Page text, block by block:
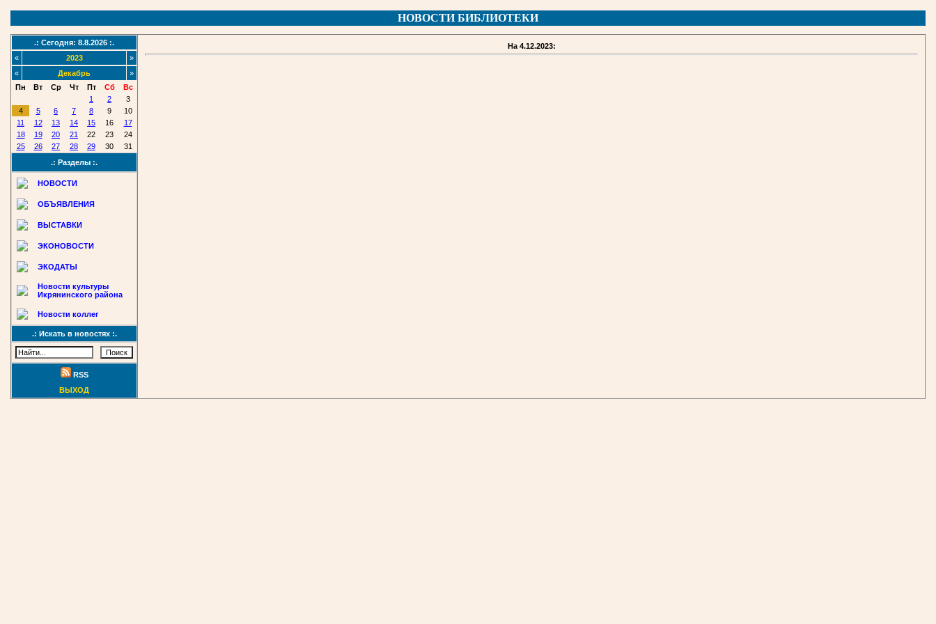
НОВОСТИ БИБЛИОТЕКИ
.: Сегодня: 8.8.2026 :.
«
2023
»
«
Декабрь
»
Пн
Вт Ср Чт Пт Сб
Вс
1
2
3
4
5 6 7 8 9
10
11
12 13 14 15 16
17
18
19 20 21 22 23
24
25
26 27 28 29 30
31
.: Разделы :.
НОВОСТИ
ОБЪЯВЛЕНИЯ
ВЫСТАВКИ
ЭКОНОВОСТИ
ЭКОДАТЫ
Новости культуры
Икрянинского района
Новости коллег
.: Искать в новостях :.
RSS
ВЫХОД
На 4.12.2023: